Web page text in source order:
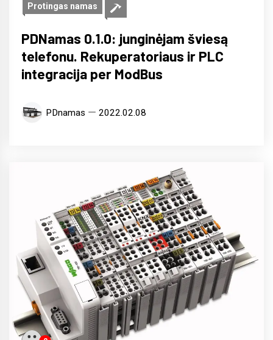
Protingas namas
PDNamas 0.1.0: junginėjam šviesą
telefonu. Rekuperatoriaus ir PLC
integracija per ModBus
PDnamas 2022.02.08